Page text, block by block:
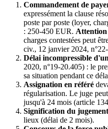
Commandement de
expressément la clause
poste par poste (loyer,
: 250-450 EUR. Attention
charges contestées peut
civ., 12 janvier 2024,
Délai incompressible
2020, n°19-20.405) : le
sa situation pendant ce
Assignation en référé
régularisation. Le juge
jusqu'à 24 mois (article
Signification du jugement
lieux (délai de 2 mois).